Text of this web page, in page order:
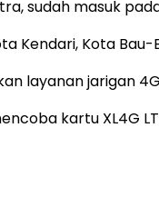
sudah masuk
Kota Bau-
layanan jarigan
kartu XL4G